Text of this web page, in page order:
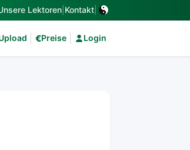
Lektoren Kontakt
€Preise Login